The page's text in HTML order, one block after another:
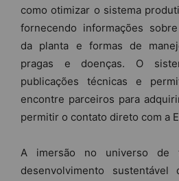
como otimizar o sistema
fornecendo informações
da planta e formas de
pragas e doenças. O
publicações técnicas e
encontre parceiros para
permitir o contato direto com a
A imersão no universo de
desenvolvimento sustentável